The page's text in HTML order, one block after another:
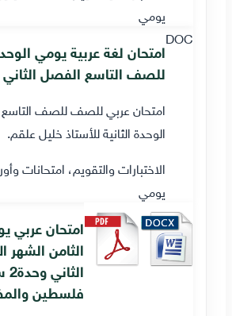
يومي
DOC
امتحان لغة عربية يومي
للصف التاسع الفصل الثاني
امتحان عربي للصف للصف التاسع
الوحدة الثانية للأستاذ خليل علقم.
الاختبارات والتقويم، امتحانات
يومي
امتحان
الثامن الشهر
فلسطين